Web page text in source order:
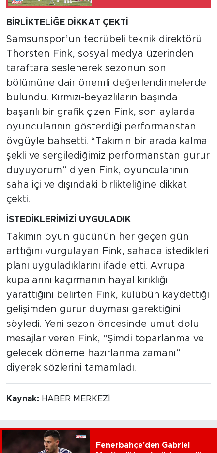
BİRLİKTELİĞE DİKKAT ÇEKTİ
Samsunspor’un tecrübeli teknik direktörü
Thorsten Fink, sosyal medya üzerinden
taraftara seslenerek sezonun son
bölümüne dair önemli değerlendirmelerde
bulundu. Kırmızı-beyazlıların başında
başarılı bir grafik çizen Fink, son aylarda
oyuncularının gösterdiği performanstan
övgüyle bahsetti. “Takımın bir arada kalma
şekli ve sergilediğimiz performanstan gurur
duyuyorum” diyen Fink, oyuncularının
saha içi ve dışındaki birlikteliğine dikkat
çekti.
İSTEDİKLERİMİZİ UYGULADIK
Takımın oyun gücünün her geçen gün
arttığını vurgulayan Fink, sahada istedikleri
planı uyguladıklarını ifade etti. Avrupa
kupalarını kaçırmanın hayal kırıklığı
yarattığını belirten Fink, kulübün kaydettiği
gelişimden gurur duyması gerektiğini
söyledi. Yeni sezon öncesinde umut dolu
mesajlar veren Fink, “Şimdi toparlanma ve
gelecek döneme hazırlanma zamanı”
diyerek sözlerini tamamladı.
Kaynak: HABER MERKEZİ
Fenerbahçe'den Gabriel